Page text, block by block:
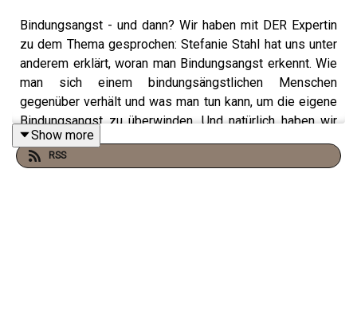
Bindungsangst - und dann? Wir haben mit DER Expertin
zu dem Thema gesprochen: Stefanie Stahl hat uns unter
anderem erklärt, woran man Bindungsangst erkennt. Wie
man sich einem bindungsängstlichen Menschen
gegenüber verhält und was man tun kann, um die eigene
Bindungsangst zu überwinden. Und natürlich haben wir
über ihr neues Buch gesprochen: „Wer wir sind“. Alle
Details dazu findet ihr hier:
Show more
RSS